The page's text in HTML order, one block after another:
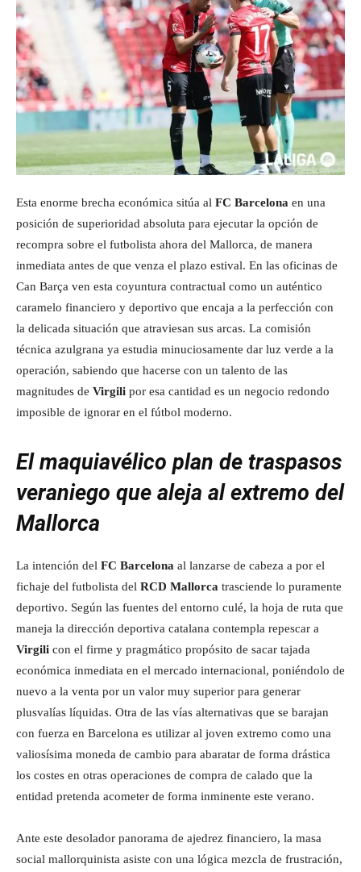
Esta enorme brecha económica sitúa al FC Barcelona en una
posición de superioridad absoluta para ejecutar la opción de
recompra sobre el futbolista ahora del Mallorca, de manera
inmediata antes de que venza el plazo estival. En las oficinas de
Can Barça ven esta coyuntura contractual como un auténtico
caramelo financiero y deportivo que encaja a la perfección con
la delicada situación que atraviesan sus arcas. La comisión
técnica azulgrana ya estudia minuciosamente dar luz verde a la
operación, sabiendo que hacerse con un talento de las
magnitudes de Virgili por esa cantidad es un negocio redondo
imposible de ignorar en el fútbol moderno.
El maquiavélico plan de traspasos
veraniego que aleja al extremo del
Mallorca
La intención del FC Barcelona al lanzarse de cabeza a por el
fichaje del futbolista del RCD Mallorca trasciende lo puramente
deportivo. Según las fuentes del entorno culé, la hoja de ruta que
maneja la dirección deportiva catalana contempla repescar a
Virgili con el firme y pragmático propósito de sacar tajada
económica inmediata en el mercado internacional, poniéndolo de
nuevo a la venta por un valor muy superior para generar
plusvalías líquidas. Otra de las vías alternativas que se barajan
con fuerza en Barcelona es utilizar al joven extremo como una
valiosísima moneda de cambio para abaratar de forma drástica
los costes en otras operaciones de compra de calado que la
entidad pretenda acometer de forma inminente este verano.
Ante este desolador panorama de ajedrez financiero, la masa
social mallorquinista asiste con una lógica mezcla de frustración,